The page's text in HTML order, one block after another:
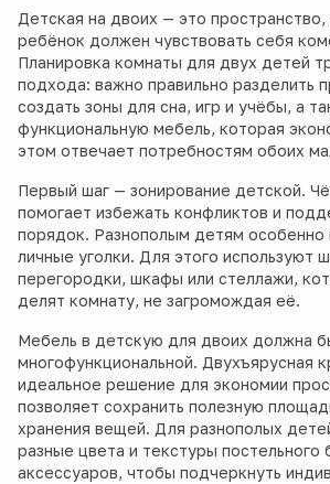
Детская на двоих — это
ребёнок должен чувствовать себя
Планировка комнаты для двух детей
подхода: важно правильно разделить
создать зоны для сна, игр и учёбы, а
функциональную мебель, которая
этом отвечает потребностям обоих
Первый шаг — зонирование детской.
помогает избежать конфликтов и
порядок. Разнополым детям особенно
личные уголки. Для этого используют
перегородки, шкафы или стеллажи,
делят комнату, не загромождая её.
Мебель в детскую для двоих должна
многофункциональной. Двухъярусная
идеальное решение для экономии
позволяет сохранить полезную
хранения вещей. Для разнополых
разные цвета и текстуры постельного
аксессуаров, чтобы подчеркнуть